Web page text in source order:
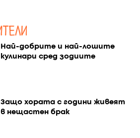
Най-добрите и най-лошите
кулинари сред зодиите
Защо хората с години живеят
в нещастен брак